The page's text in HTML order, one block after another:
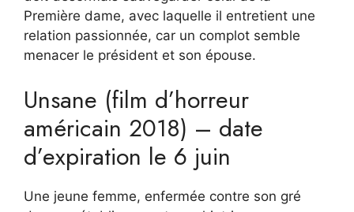
Première dame, avec laquelle il entretient une
relation passionnée, car un complot semble
menacer le président et son épouse.
Unsane (film d’horreur
américain 2018) – date
d’expiration le 6 juin
Une jeune femme, enfermée contre son gré